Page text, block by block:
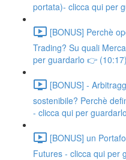
portata)- clicca qui per
[BONUS] Perchè
Trading? Su quali
per guardarlo 👉 (10:17)
[BONUS] -
sostenibile? Perchè
- clicca qui per
[BONUS] un
Futures - clicca qui per